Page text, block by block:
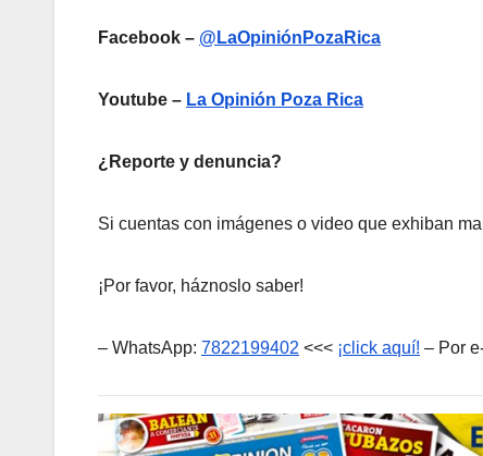
Facebook – @LaOpiniónPozaRica
Youtube – La Opinión Poza Rica
¿Reporte y denuncia?
Si cuentas con imágenes o video que exhiban
¡Por favor, háznoslo saber!
– WhatsApp: 7822199402 <<< ¡click aquí! – Por